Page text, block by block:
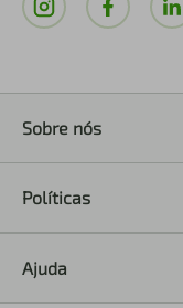
Sobre nós
Políticas
Ajuda